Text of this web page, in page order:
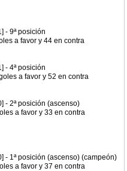
- 9ª posición
a favor y 44 en contra
- 4ª posición
a favor y 52 en contra
- 2ª posición (ascenso)
a favor y 33 en contra
- 1ª posición (ascenso) (campeón)
a favor y 37 en contra